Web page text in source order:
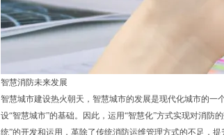
智慧消防未来发展
智慧城市建设热火朝天，智慧城市的发展是现代化城市的一
设“智慧城市”的基础。因此，运用“智慧化”方式实现对消防
统”的开发和运用，革除了传统消防运维管理方式的不足，